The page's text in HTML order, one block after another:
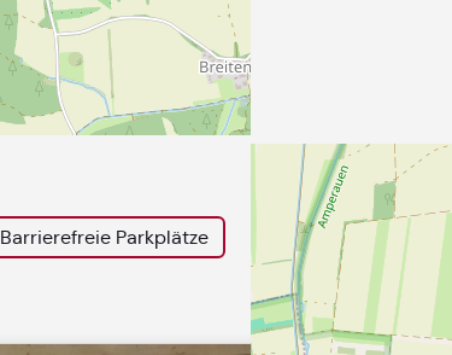
Barrierefreie Parkplätze